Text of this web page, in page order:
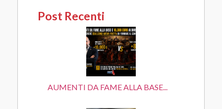
Post Recenti
AUMENTI DA FAME ALLA BASE...